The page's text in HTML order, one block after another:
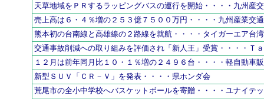
天草地域をＰＲするラッピングバスの運行を開始・・・・九州産
売上高は６・４％増の２５３億７５００万円・・・・九州産業交
熊本初の台南線と高雄線の２路線を就航・・・・タイガーエア台湾
交通事故削減への取り組みを評価され「新人王」受賞・・・・Ｔ
１２月は前年同月比１０・１％増の２４９６台・・・・軽自動車
新型ＳＵＶ「ＣＲ－Ｖ」を発表・・・・県ホンダ会
荒尾市の全小中学校へバスケットボールを寄贈・・・・ユナイテ